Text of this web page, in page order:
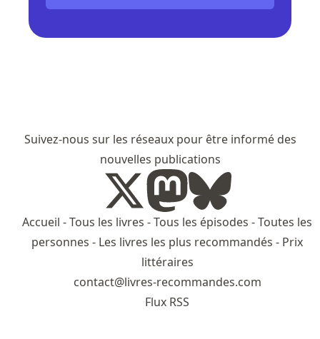
Suivez-nous sur les réseaux pour être informé des
nouvelles publications
Accueil -Tous les livres -Tous les épisodes -Toutes les
personnes - Les livres les plus recommandés - Prix
littéraires
contact@livres-recommandes.com
Flux RSS